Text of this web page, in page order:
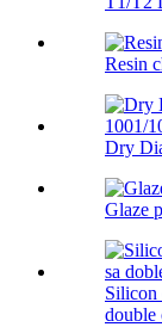
Resin
Dry
Glaze
Silicon
double